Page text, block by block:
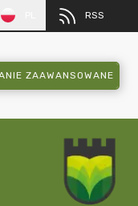
RSS
ZAAWANSOWANE